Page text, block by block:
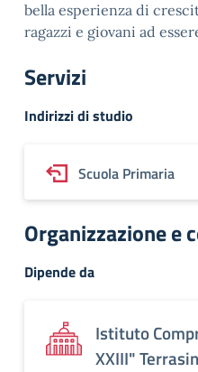
bella esperienza di
ragazzi e giovani ad
Servizi
Indirizzi di studio
Scuola Primaria
Organizzazione e
Dipende da
Istituto
XXIII"